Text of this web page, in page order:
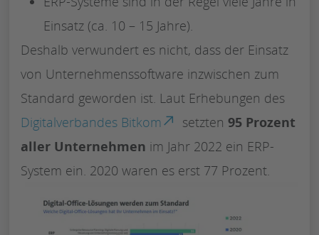
Einsatz (ca. 10 – 15 Jahre).
Deshalb verwundert es nicht, dass der Einsatz
von Unternehmenssoftware inzwischen zum
Standard geworden ist. Laut Erhebungen des
Digitalverbandes Bitkom
setzten 95 Prozent
aller Unternehmen im Jahr 2022 ein ERP-
System ein. 2020 waren es erst 77 Prozent.